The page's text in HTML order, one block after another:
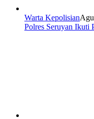
Warta Kepolisian
Polres Seruyan Ikuti